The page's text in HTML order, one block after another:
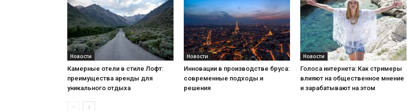
Новости
Камерные отели в стиле Лофт:
преимущества аренды для
уникального отдыха
Новости
Инновации в производстве бруса:
современные подходы и
решения
Новости
Голоса интернета: Как стримеры
влияют на общественное мнение
и зарабатывают на этом